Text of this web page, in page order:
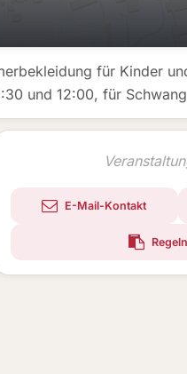
für Kinder
und 12:00, für
E-Mail-Kontakt